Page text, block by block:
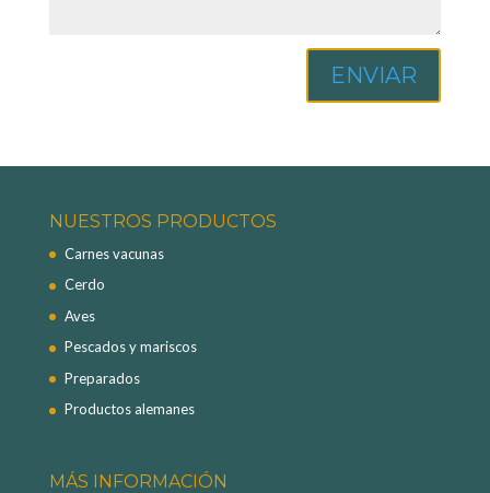
ENVIAR
NUESTROS PRODUCTOS
Carnes vacunas
Cerdo
Aves
Pescados y mariscos
Preparados
Productos alemanes
MÁS INFORMACIÓN